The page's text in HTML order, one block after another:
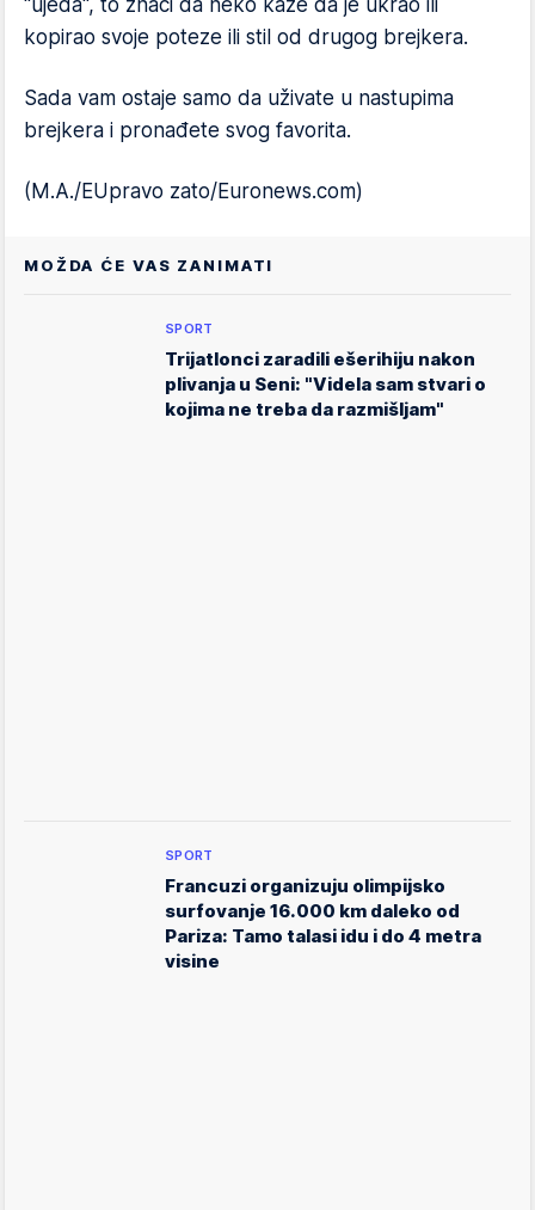
"ujeda", to znači da neko kaže da je ukrao ili
kopirao svoje poteze ili stil od drugog brejkera.
Sada vam ostaje samo da uživate u nastupima
brejkera i pronađete svog favorita.
(M.A./EUpravo zato/Euronews.com)
MOŽDA ĆE VAS ZANIMATI
SPORT
Trijatlonci zaradili ešerihiju nakon
plivanja u Seni: "Videla sam stvari o
kojima ne treba da razmišljam"
SPORT
Francuzi organizuju olimpijsko
surfovanje 16.000 km daleko od
Pariza: Tamo talasi idu i do 4 metra
visine